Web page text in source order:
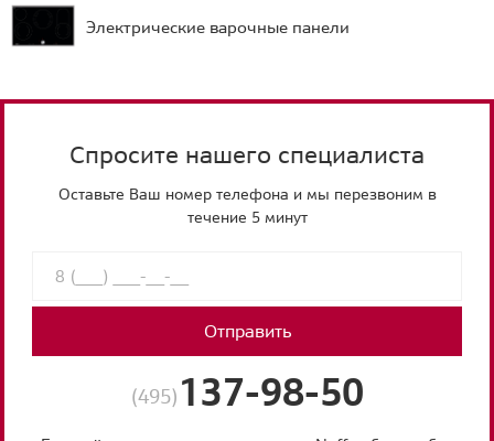
Электрические варочные панели
Спросите нашего специалиста
Оставьте Ваш номер телефона и мы перезвоним в
течение 5 минут
Отправить
(495) 137-98-50